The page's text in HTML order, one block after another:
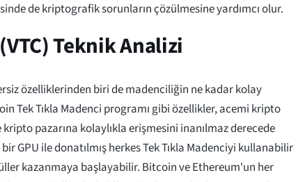
de kriptografik sorunların çözülmesine yardımcı olur.
Teknik Analizi
özelliklerinden biri de madenciliğin ne kadar kolay
Tek Tıkla Madenci programı gibi özellikler, acemi kripto
pazarına kolaylıkla erişmesini inanılmaz derecede
bir GPU ile donatılmış herkes Tek Tıkla Madenciyi kullanabilir
kazanmaya başlayabilir. Bitcoin ve Ethereum'un her